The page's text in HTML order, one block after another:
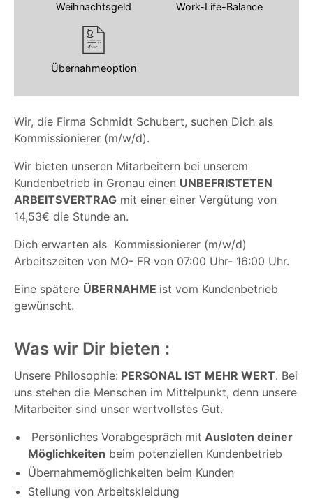
Wir, die Firma Schmidt Schubert, suchen Dich als
Kommissionierer (m/w/d).
Wir bieten unseren Mitarbeitern bei unserem
Kundenbetrieb in Gronau einen UNBEFRISTETEN
ARBEITSVERTRAG mit einer einer Vergütung von
14,53€ die Stunde an.
Dich erwarten als Kommissionierer (m/w/d)
Arbeitszeiten von MO- FR von 07:00 Uhr- 16:00 Uhr.
Eine spätere ÜBERNAHME ist vom Kundenbetrieb
gewünscht.
Was wir Dir bieten :
Unsere Philosophie: PERSONAL IST MEHR WERT. Bei
uns stehen die Menschen im Mittelpunkt, denn unsere
Mitarbeiter sind unser wertvollstes Gut.
Persönliches Vorabgespräch mit Ausloten deiner
Möglichkeiten beim potenziellen Kundenbetrieb
Übernahmemöglichkeiten beim Kunden
Stellung von Arbeitskleidung
Weihnachtsgeld Work-Life-Balance
Übernahmeoption